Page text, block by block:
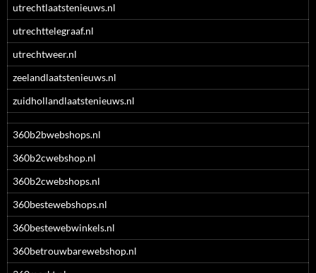
utrechtlaatstenieuws.nl
utrechttelegraaf.nl
utrechtweer.nl
zeelandlaatstenieuws.nl
zuidhollandlaatstenieuws.nl
360b2bwebshops.nl
360b2cwebshop.nl
360b2cwebshops.nl
360bestewebshops.nl
360bestewebwinkels.nl
360betrouwbarewebshop.nl